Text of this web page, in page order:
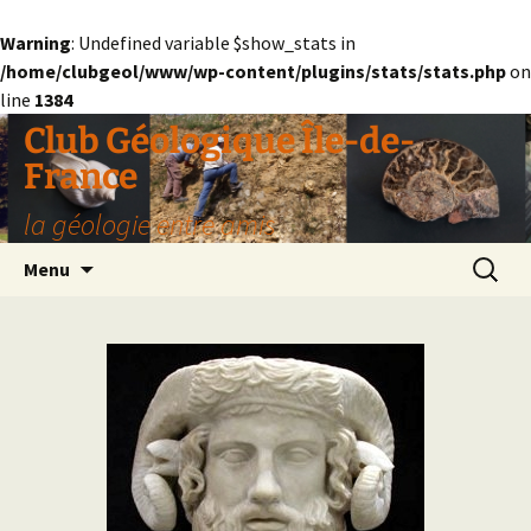
Warning: Undefined variable $show_stats in
/home/clubgeol/www/wp-content/plugins/stats/stats.phpon
line 1384
Aller
au
contenu
Club Géologique Île-de-
France
la géologie entre amis
Menu